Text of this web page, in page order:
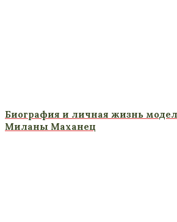
Биография и личная жизнь
Миланы Маханец